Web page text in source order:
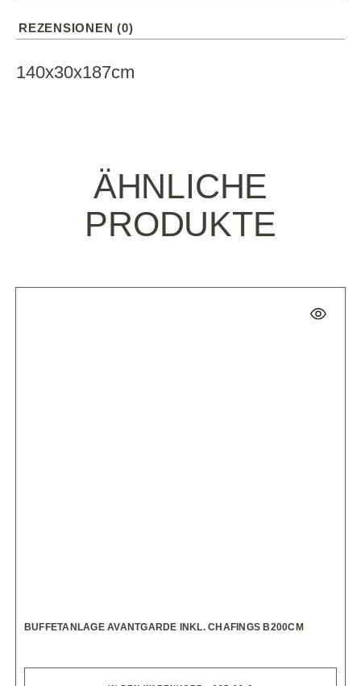
REZENSIONEN (0)
140x30x187cm
ÄHNLICHE
PRODUKTE
BUFFETANLAGE AVANTGARDE INKL. CHAFINGS B200CM